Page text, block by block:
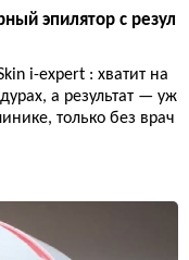
эпилятор с резул
i-expert : хватит на
а результат — уж
только без врач